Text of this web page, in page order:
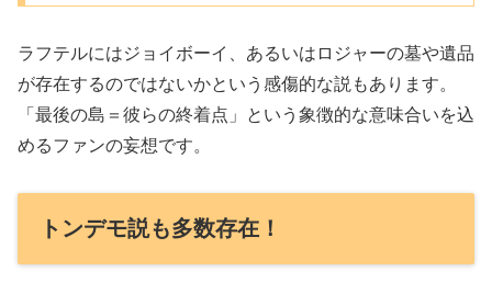
ラフテルにはジョイボーイ、あるいはロジャーの墓や遺品
が存在するのではないかという感傷的な説もあります。
「最後の島＝彼らの終着点」という象徴的な意味合いを込
めるファンの妄想です。
トンデモ説も多数存在！